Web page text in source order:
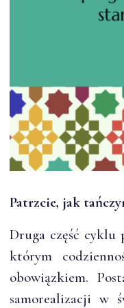
Patrzcie, jak
Druga część cyklu
którym
obowiązkiem.
samorealizacji w